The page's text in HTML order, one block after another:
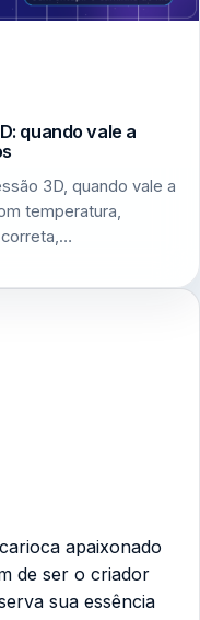
quando vale a
3D, quando vale a
temperatura,
apaixonado
de ser o criador
sua essência